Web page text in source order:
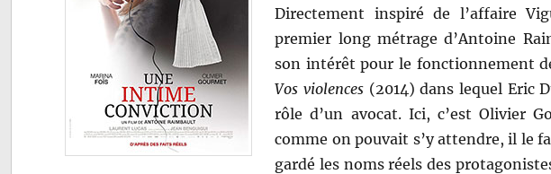
Directement inspiré de l’affaire
premier long métrage d’Antoine
son intérêt pour le fonctionnement
Vos violences(2014) dans lequel Eric
rôle d’un avocat. Ici, c’est Olivier
comme on pouvait s’y attendre, il le
gardé les noms réels des